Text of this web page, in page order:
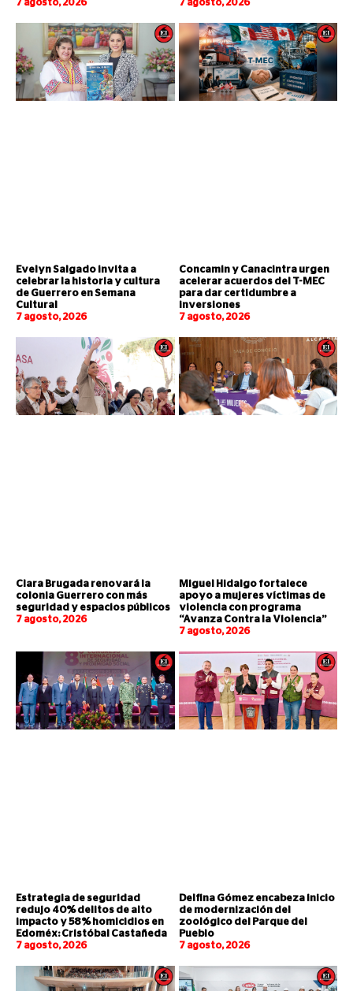
7 agosto, 2026 7 agosto, 2026
Evelyn Salgado invita a
celebrar la historia y cultura
de Guerrero en Semana
Cultural
7 agosto, 2026
Concamin y Canacintra urgen
acelerar acuerdos del T-MEC
para dar certidumbre a
inversiones
7 agosto, 2026
Clara Brugada renovará la
colonia Guerrero con más
seguridad y espacios públicos
7 agosto, 2026
Miguel Hidalgo fortalece
apoyo a mujeres víctimas de
violencia con programa
“Avanza Contra la Violencia”
7 agosto, 2026
Estrategia de seguridad
redujo 40% delitos de alto
impacto y 58% homicidios en
Edoméx: Cristóbal Castañeda
7 agosto, 2026
Delfina Gómez encabeza inicio
de modernización del
zoológico del Parque del
Pueblo
7 agosto, 2026